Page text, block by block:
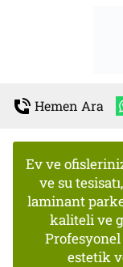
Hemen Ara
Ev ve
ve su
laminant
kaliteli ve
estetik